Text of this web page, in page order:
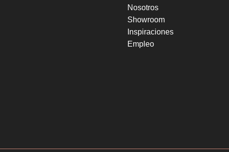
Nosotros
Showroom
Inspiraciones
Empleo